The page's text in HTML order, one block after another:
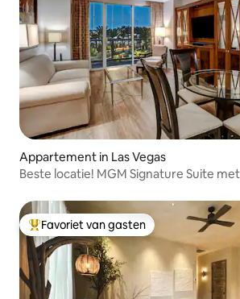
Appartement in Las Vegas
Beste locatie! MGM Signature Suite
Topfavoriet van gasten
Favoriet van gasten